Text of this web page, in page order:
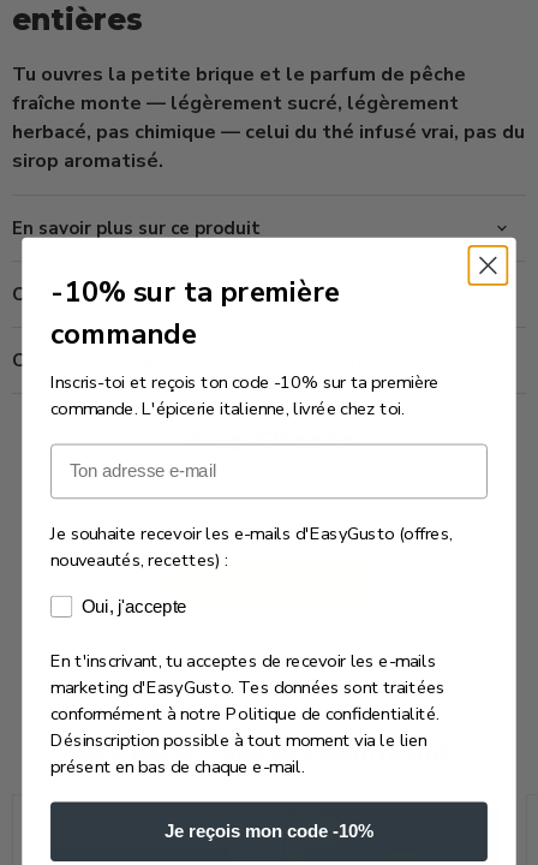
entières
Tu ouvres la petite brique et le parfum de pêche
fraîche monte — légèrement sucré, légèrement
herbacé, pas chimique — celui du thé infusé vrai, pas du
sirop aromatisé.
En savoir plus sur ce produit
Combien de temps prend la livraison ?
Comment contacter notre service client ?
Avis Clients
Nos Idées Cadeaux Gourmands
-10% sur ta première
commande
Inscris-toi et reçois ton code -10% sur ta première
commande. L'épicerie italienne, livrée chez toi.
Email
Je souhaite recevoir les e-mails d'EasyGusto (offres,
nouveautés, recettes) :
Consentement e-mails marketing
Oui, j'accepte
En t'inscrivant, tu acceptes de recevoir les e-mails
marketing d'EasyGusto. Tes données sont traitées
conformément à notre Politique de confidentialité.
Désinscription possible à tout moment via le lien
présent en bas de chaque e-mail.
Je reçois mon code -10%